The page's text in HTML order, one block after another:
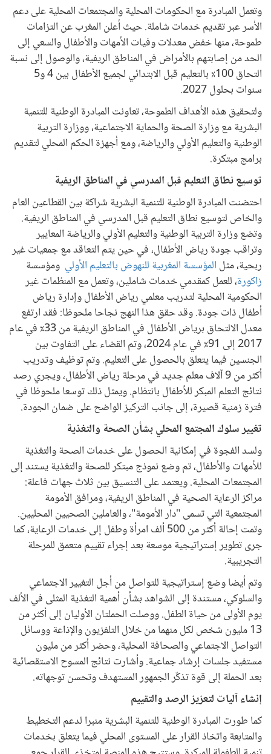
وتعمل المبادرة مع الحكومات المحلية والمجتمعات المحلية على دعم
الأسر عبر تقديم خدمات شاملة. حيث أعلن المغرب عن التزامات
طموحة، منها خفض معدلات وفيات الأمهات والأطفال والسعي إلى
الحد من إصابتهم بالأمراض في المناطق الريفية، والوصول إلى نسبة
التحاق 100٪ بالتعليم قبل الابتدائي لجميع الأطفال بين 4 و5
سنوات بحلول 2027.
ولتحقيق هذه الأهداف الطموحة، تعاونت المبادرة الوطنية للتنمية
البشرية مع وزارة الصحة والحماية الاجتماعية، ووزارة التربية
الوطنية والتعليم الأولي والرياضة، ومع أجهزة الحكم المحلي لتقديم
برامج مبتكرة.
توسيع نطاق التعليم قبل المدرسي في المناطق الريفية
احتضنت المبادرة الوطنية للتنمية البشرية شراكة بين القطاعين العام
والخاص لتوسيع نطاق التعليم قبل المدرسي في المناطق الريفية.
وتضع وزارة التربية الوطنية والتعليم الأولي والرياضة المعايير
وتراقب جودة رياض الأطفال، في حين يتم التعاقد مع جمعيات غير
ربحية، مثل المؤسسة المغربية للنهوض بالتعليم الأولي ومؤسسة
زاكورة، للعمل كمقدمي خدمات شاملين، وتعمل مع المنظمات غير
الحكومية المحلية لتدريب معلمي رياض الأطفال وإدارة رياض
أطفال ذات جودة. وقد حقق هذا النهج نجاحا ملحوظا: فقد ارتفع
معدل الالتحاق برياض الأطفال في المناطق الريفية من 33٪ في عام
2017 إلى 91٪ في عام 2024، وتم القضاء على التفاوت بين
الجنسين فيما يتعلق بالحصول على التعليم. وتم توظيف وتدريب
أكثر من 9 آلاف معلم جديد في مرحلة رياض الأطفال، ويجري رصد
نتائج التعلم المبكر للأطفال بانتظام. ويمثل ذلك توسعا ملحوظا في
فترة زمنية قصيرة، إلى جانب التركيز الواضح على ضمان الجودة.
تغيير سلوك المجتمع المحلي بشأن الصحة والتغذية
ولسد الفجوة في إمكانية الحصول على خدمات الصحة والتغذية
للأمهات والأطفال، تم وضع نموذج مبتكر للصحة والتغذية يستند إلى
المجتمعات المحلية. ويعتمد على التنسيق بين ثلاث جهات فاعلة:
مراكز الرعاية الصحية في المناطق الريفية، ومرافق الأمومة
المجتمعية التي تسمى "دار الأمومة"، والعاملين الصحيين المحليين.
وتمت إحالة أكثر من 500 ألف امرأة وطفل إلى خدمات الرعاية، كما
جرى تطوير إستراتيجية موسعة بعد إجراء تقييم متعمق للمرحلة
التجريبية.
وتم أيضا وضع إستراتيجية للتواصل من أجل التغيير الاجتماعي
والسلوكي، مستندة إلى الشواهد بشأن أهمية التغذية المثلى في الألف
يوم الأولى من حياة الطفل. ووصلت الحملتان الأوليان إلى أكثر من
13 مليون شخص لكل منهما من خلال التلفزيون والإذاعة ووسائل
التواصل الاجتماعي والصحافة المحلية، وحضر أكثر من مليون
مستفيد جلسات إرشاد جماعية. وأشارت نتائج المسوح الاستقصائية
بعد الحملة إلى قوة تذكّر الجمهور المستهدف وتحسن توجهاته.
إنشاء آليات لتعزيز الرصد والتقييم
كما طورت المبادرة الوطنية للتنمية البشرية منبرا لدعم التخطيط
والمتابعة واتخاذ القرار على المستوى المحلي فيما يتعلق بخدمات